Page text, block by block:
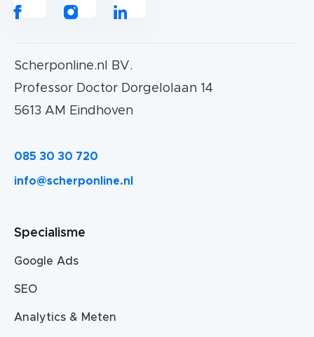
Scherponline.nl BV.
Professor Doctor Dorgelolaan 14
5613 AM Eindhoven
085 30 30 720
info@scherponline.nl
Specialisme
Google Ads
SEO
Analytics & Meten